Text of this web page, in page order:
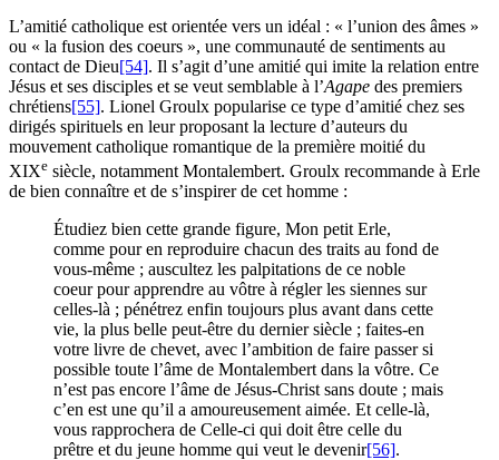
L’amitié catholique est orientée vers un idéal : « l’union des âmes »
ou « la fusion des coeurs », une communauté de sentiments au
contact de Dieu[54]. Il s’agit d’une amitié qui imite la relation entre
Jésus et ses disciples et se veut semblable à l’Agape des premiers
chrétiens[55]. Lionel Groulx popularise ce type d’amitié chez ses
dirigés spirituels en leur proposant la lecture d’auteurs du
mouvement catholique romantique de la première moitié du
XIXe siècle, notamment Montalembert. Groulx recommande à Erle
de bien connaître et de s’inspirer de cet homme :
Étudiez bien cette grande figure, Mon petit Erle,
comme pour en reproduire chacun des traits au fond de
vous-même ; auscultez les palpitations de ce noble
coeur pour apprendre au vôtre à régler les siennes sur
celles-là ; pénétrez enfin toujours plus avant dans cette
vie, la plus belle peut-être du dernier siècle ; faites-en
votre livre de chevet, avec l’ambition de faire passer si
possible toute l’âme de Montalembert dans la vôtre. Ce
n’est pas encore l’âme de Jésus-Christ sans doute ; mais
c’en est une qu’il a amoureusement aimée. Et celle-là,
vous rapprochera de Celle-ci qui doit être celle du
prêtre et du jeune homme qui veut le devenir[56].